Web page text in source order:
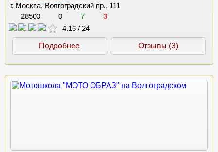
г. Москва, Волгоградский пр., 111
28500
0 7
3
4.16 / 24
Подробнее Отзывы (3)